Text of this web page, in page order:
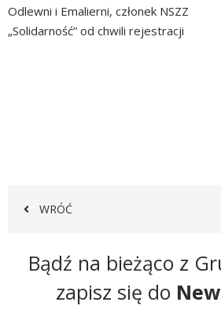
Odlewni i Emalierni, członek NSZZ
„Solidarność” od chwili rejestracji
WRÓĆ
Newsletter
Bądź na bieżąco z
zapisz się do